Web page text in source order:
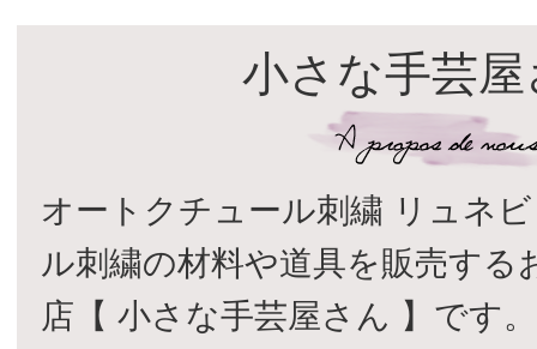
小さな手芸
オートクチュール刺繍 リュネビ
ル刺繍の材料や道具を販売する
店【 小さな手芸屋さん 】です。